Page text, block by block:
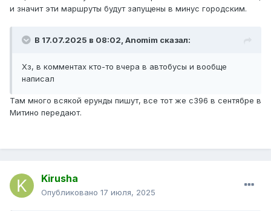
и значит эти маршруты будут запущены в минус городским.
В 17.07.2025 в 08:02, Anomim сказал:
Хз, в комментах кто-то вчера в автобусы и вообще
написал
Там много всякой ерунды пишут, все тот же с396 в сентябре в
Митино передают.
Kirusha
Опубликовано 17 июля, 2025